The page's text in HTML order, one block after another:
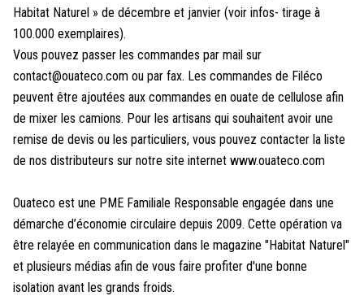
Habitat Naturel » de décembre et janvier (voir infos- tirage à
100.000 exemplaires).
Vous pouvez passer les commandes par mail sur
contact@ouateco.com ou par fax. Les commandes de Filéco
peuvent être ajoutées aux commandes en ouate de cellulose afin
de mixer les camions. Pour les artisans qui souhaitent avoir une
remise de devis ou les particuliers, vous pouvez contacter la liste
de nos distributeurs sur notre site internet www.ouateco.com
Ouateco est une PME Familiale Responsable engagée dans une
démarche d’économie circulaire depuis 2009. Cette opération va
être relayée en communication dans le magazine "Habitat Naturel"
et plusieurs médias afin de vous faire profiter d'une bonne
isolation avant les grands froids.